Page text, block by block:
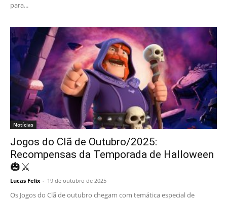
para...
Notícias
Jogos do Clã de Outubro/2025:
Recompensas da Temporada de Halloween
🎃⚔️
Lucas Felix - 19 de outubro de 2025
Os Jogos do Clã de outubro chegam com temática especial de